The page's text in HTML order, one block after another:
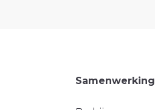
Samenwerking